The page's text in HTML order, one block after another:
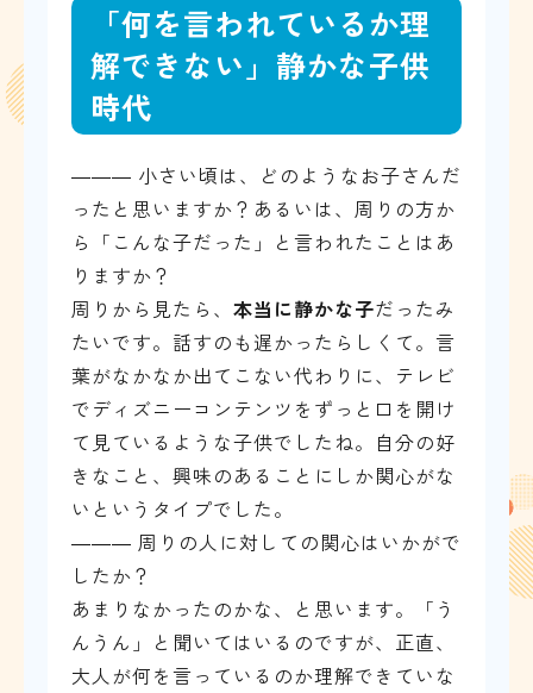
「何を言われているか理
解できない」静かな子供
時代
――― 小さい頃は、どのようなお子さんだ
ったと思いますか？あるいは、周りの方か
ら「こんな子だった」と言われたことはあ
りますか？
周りから見たら、 本当に静かな子だったみ
たいです。話すのも遅かったらしくて。言
葉がなかなか出てこない代わりに、テレビ
でディズニーコンテンツをずっと口を開け
て見ているような子供でしたね。自分の好
きなこと、興味のあることにしか関心がな
いというタイプでした。
――― 周りの人に対しての関心はいかがで
したか？
あまりなかったのかな、と思います。「う
んうん」と聞いてはいるのですが、正直、
大人が何を言っているのか理解できていな